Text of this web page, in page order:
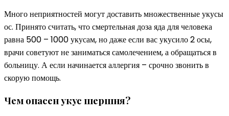
Много неприятностей могут доставить множественные укусы
ос. Принято считать, что смертельная доза яда для человека
равна 500 – 1000 укусам, но даже если вас укусило 2 осы,
врачи советуют не заниматься самолечением, а обращаться в
больницу. А если начинается аллергия – срочно звонить в
скорую помощь.
Чем опасен укус шершня?